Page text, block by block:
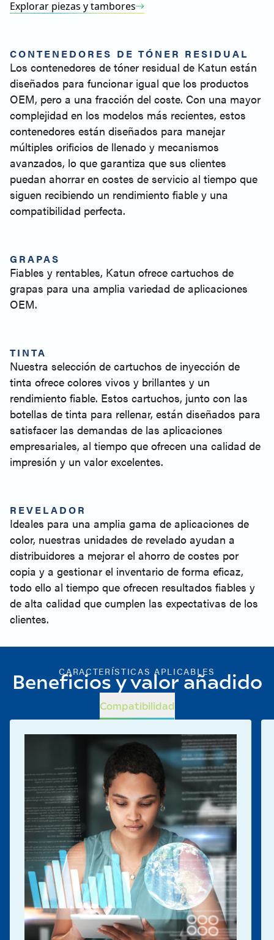
Explorar piezas y tambores
CONTENEDORES DE TÓNER RESIDUAL
Los contenedores de tóner residual de Katun están
diseñados para funcionar igual que los productos
OEM, pero a una fracción del coste. Con una mayor
complejidad en los modelos más recientes, estos
contenedores están diseñados para manejar
múltiples orificios de llenado y mecanismos
avanzados, lo que garantiza que sus clientes
puedan ahorrar en costes de servicio al tiempo que
siguen recibiendo un rendimiento fiable y una
compatibilidad perfecta.
GRAPAS
Fiables y rentables, Katun ofrece cartuchos de
grapas para una amplia variedad de aplicaciones
OEM.
TINTA
Nuestra selección de cartuchos de inyección de
tinta ofrece colores vivos y brillantes y un
rendimiento fiable. Estos cartuchos, junto con las
botellas de tinta para rellenar, están diseñados para
satisfacer las demandas de las aplicaciones
empresariales, al tiempo que ofrecen una calidad de
impresión y un valor excelentes.
REVELADOR
Ideales para una amplia gama de aplicaciones de
color, nuestras unidades de revelado ayudan a
distribuidores a mejorar el ahorro de costes por
copia y a gestionar el inventario de forma eficaz,
todo ello al tiempo que ofrecen resultados fiables y
de alta calidad que cumplen las expectativas de los
clientes.
CARACTERÍSTICAS APLICABLES
Beneficios y valor añadido
Compatibilidad